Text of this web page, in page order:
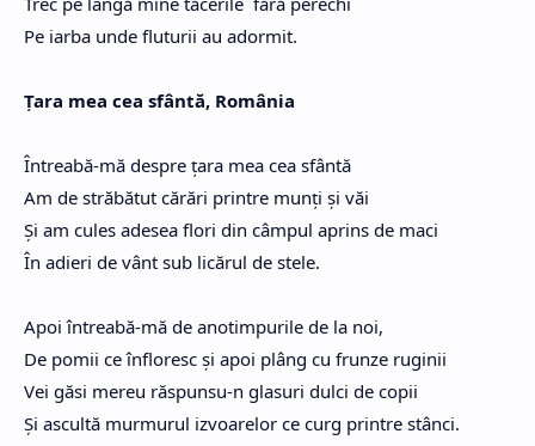
Pe iarba unde fluturii au adormit.
Țara mea cea sfântă, România
Întreabă-mă despre țara mea cea sfântă
Am de străbătut cărări printre munți și văi
Și am cules adesea flori din câmpul aprins de maci
În adieri de vânt sub licărul de stele.
Apoi întreabă-mă de anotimpurile de la noi,
De pomii ce înfloresc și apoi plâng cu frunze ruginii
Vei găsi mereu răspunsu-n glasuri dulci de copii
Și ascultă murmurul izvoarelor ce curg printre stânci.